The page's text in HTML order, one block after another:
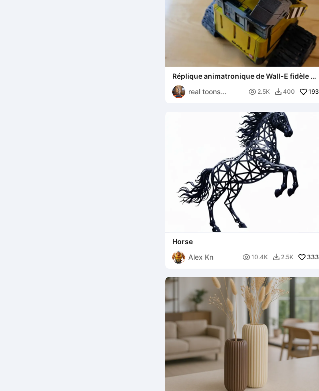
Réplique animatronique de Wall-E fidèle au
film
real toons
 2.5K  400 193
Horse
Alex Kn
 10.4K  2.5K 333